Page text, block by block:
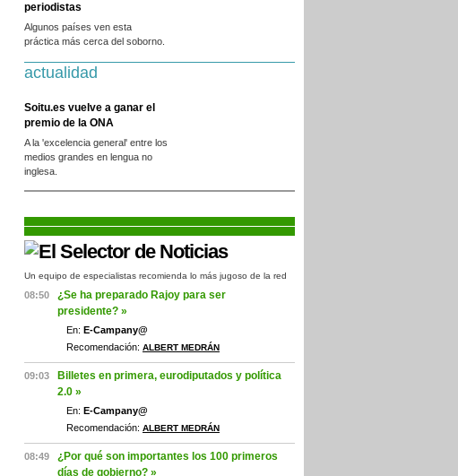
periodistas
Algunos países ven esta
práctica más cerca del soborno.
actualidad
Soitu.es vuelve a ganar el
premio de la ONA
A la 'excelencia general' entre los
medios grandes en lengua no
inglesa.
Un equipo de especialistas recomienda lo más jugoso de la red
08:50
¿Se ha preparado Rajoy para ser
presidente? »
En: E-Campany@
Recomendación: ALBERT MEDRÁN
09:03
Billetes en primera, eurodiputados y política
2.0 »
En: E-Campany@
Recomendación: ALBERT MEDRÁN
08:49
¿Por qué son importantes los 100 primeros
días de gobierno? »